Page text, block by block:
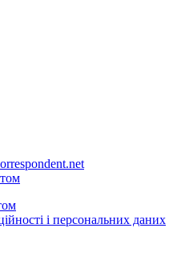
і персональних даних